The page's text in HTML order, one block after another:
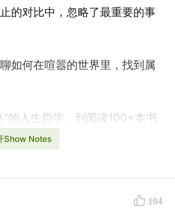
的对比中，忽略了最重要的事
如何在喧嚣的世界里，找到属
”的人生哲学，到阅读100+本书
的心理不平衡，到做博主时的
醒，愿你更多地专注于自己的
Show Notes
104